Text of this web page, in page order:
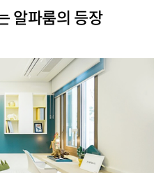
알파룸의 등장